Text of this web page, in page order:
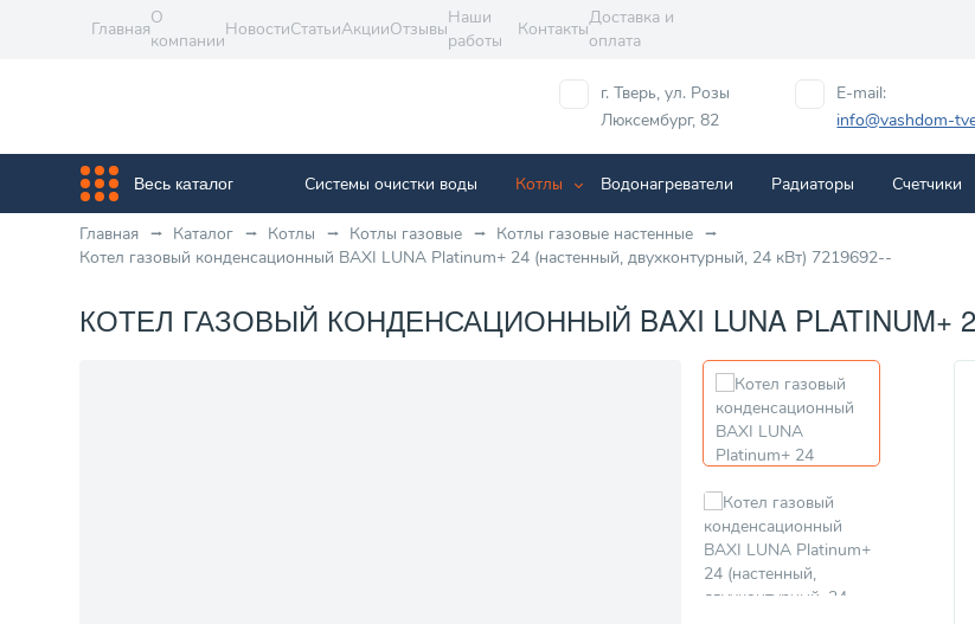
Главная
О
компании
НовостиСтатьиАкцииОтзывы
Наши
работы
Контакты
Доставка и
оплата
г. Тверь, ул. Розы
Люксембург, 82
E-mail:
info@vashdom-
Весь каталог Системы очистки воды Котлы Водонагреватели Радиаторы Cчетчики
Главная Каталог Котлы Котлы газовые
Котлы газовые настенные
Котел газовый конденсационный BAXI LUNA Platinum+ 24 (настенный, двухконтурный, 24 кВт) 7219692--
КОТЕЛ ГАЗОВЫЙ КОНДЕНСАЦИОННЫЙ BAXI LUNA